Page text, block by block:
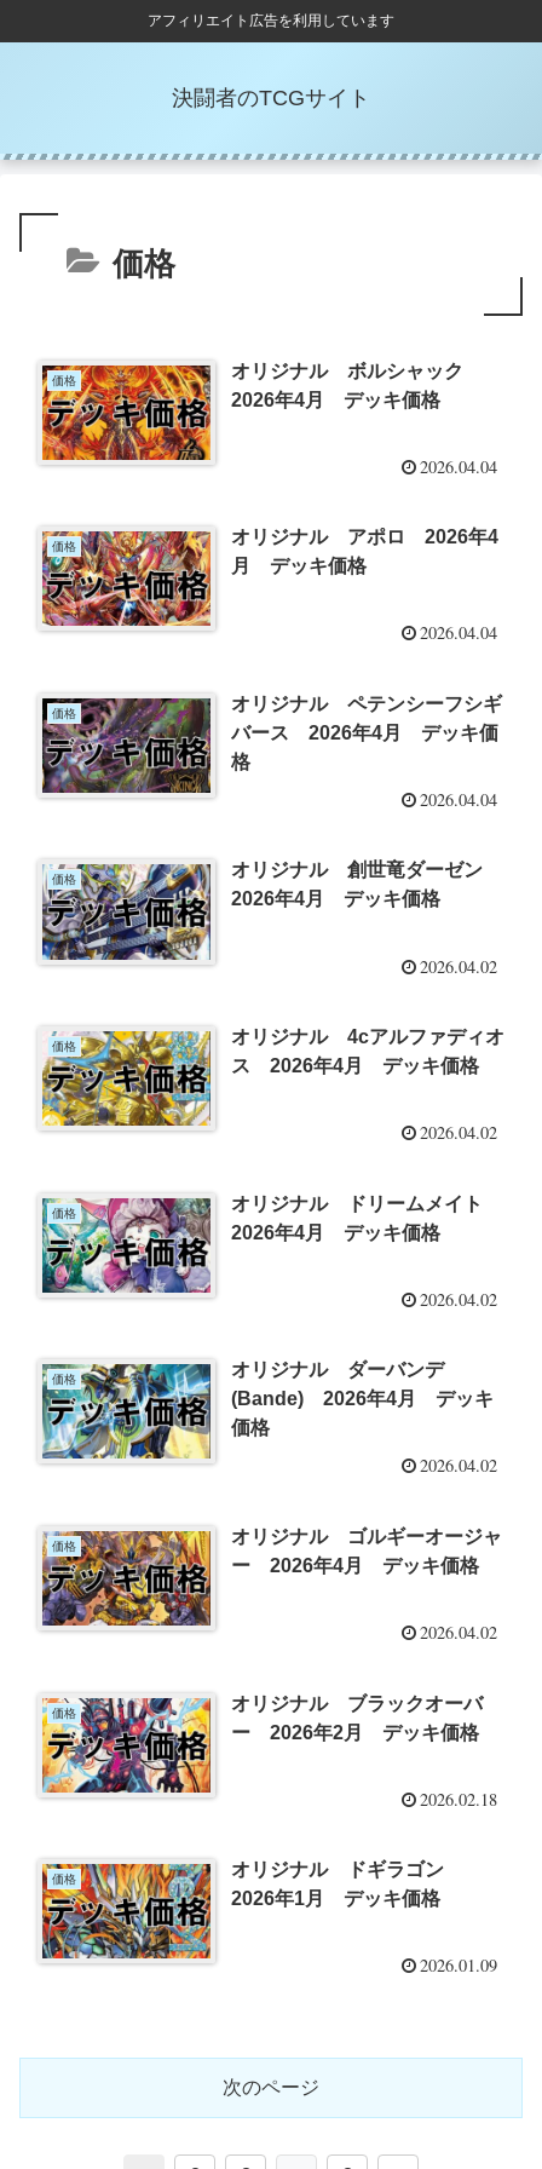
アフィリエイト広告を利用しています
決闘者のTCGサイト
価格
価格
オリジナル ボルシャック
2026年4月 デッキ価格
2026.04.04
価格
オリジナル アポロ 2026年4
月 デッキ価格
2026.04.04
価格
オリジナル ペテンシーフシギ
バース 2026年4月 デッキ価
格
2026.04.04
価格
オリジナル 創世竜ダーゼン
2026年4月 デッキ価格
2026.04.02
価格
オリジナル 4cアルファディオ
ス 2026年4月 デッキ価格
2026.04.02
価格
オリジナル ドリームメイト
2026年4月 デッキ価格
2026.04.02
価格
オリジナル ダーバンデ
(Bande) 2026年4月 デッキ
価格
2026.04.02
価格
オリジナル ゴルギーオージャ
ー 2026年4月 デッキ価格
2026.04.02
価格
オリジナル ブラックオーバ
ー 2026年2月 デッキ価格
2026.02.18
価格
オリジナル ドギラゴン
2026年1月 デッキ価格
2026.01.09
次のページ